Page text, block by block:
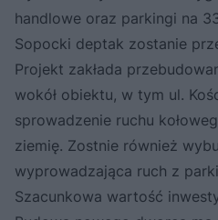
handlowe oraz parkingi na
Sopocki deptak zostanie
Projekt zakłada
wokół obiektu, w tym ul.
sprowadzenie ruchu
ziemię. Zostnie również
wyprowadzająca ruch z
Szacunkowa wartość